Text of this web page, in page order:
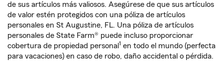
de sus artículos más valiosos. Asegúrese de que sus artículos
de valor estén protegidos con una póliza de artículos
personales en St Augustine, FL. Una póliza de artículos
personales de State Farm® puede incluso proporcionar
cobertura de propiedad personal 1 en todo el mundo (perfecta
para vacaciones) en caso de robo, daño accidental o pérdida.